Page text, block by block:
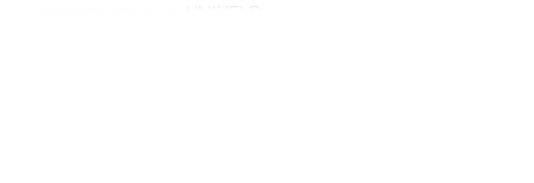
для подопечных UNIHELP.